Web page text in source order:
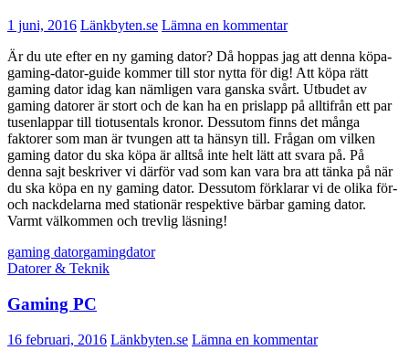
1 juni, 2016 Länkbyten.se Lämna en kommentar
Är du ute efter en ny gaming dator? Då hoppas jag att denna köpa-
gaming-dator-guide kommer till stor nytta för dig! Att köpa rätt
gaming dator idag kan nämligen vara ganska svårt. Utbudet av
gaming datorer är stort och de kan ha en prislapp på alltifrån ett par
tusenlappar till tiotusentals kronor. Dessutom finns det många
faktorer som man är tvungen att ta hänsyn till. Frågan om vilken
gaming dator du ska köpa är alltså inte helt lätt att svara på. På
denna sajt beskriver vi därför vad som kan vara bra att tänka på när
du ska köpa en ny gaming dator. Dessutom förklarar vi de olika för-
och nackdelarna med stationär respektive bärbar gaming dator.
Varmt välkommen och trevlig läsning!
gaming datorgamingdator
Datorer & Teknik
Gaming PC
16 februari, 2016 Länkbyten.se Lämna en kommentar